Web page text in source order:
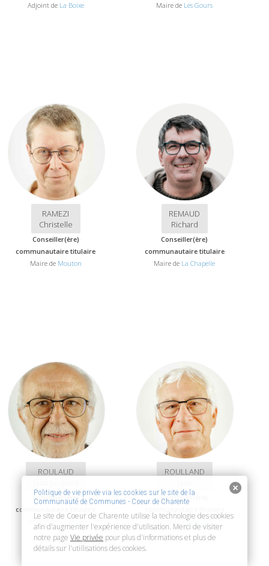
Adjoint de La Boixe
Maire de Les Gours
RAMEZI
Christelle
Conseiller(ère)
communautaire titulaire
Maire de Mouton
REMAUD
Richard
Conseiller(ère)
communautaire titulaire
Maire de La Chapelle
ROULAUD
Conseiller(ère)
communautaire titulaire
Adjoint deLa Boixe
ROULLAND
Conseiller(ère)
Maire deVillejoubert
Politique de vie privée via les cookies sur le site de la
Communauté de Communes - Coeur de Charente
Le site de Coeur de Charente utilise la technologie des cookies
afin d'augmenter l'expérience d'utilisation. Merci de visiter
notre page Vie privée pour plus d'informations et plus de
détails sur l'utiilisations des cookies.